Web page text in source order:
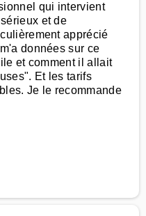
qui intervient
et de
apprécié
données sur ce
et comment il allait
Et les tarifs
Je le recommande